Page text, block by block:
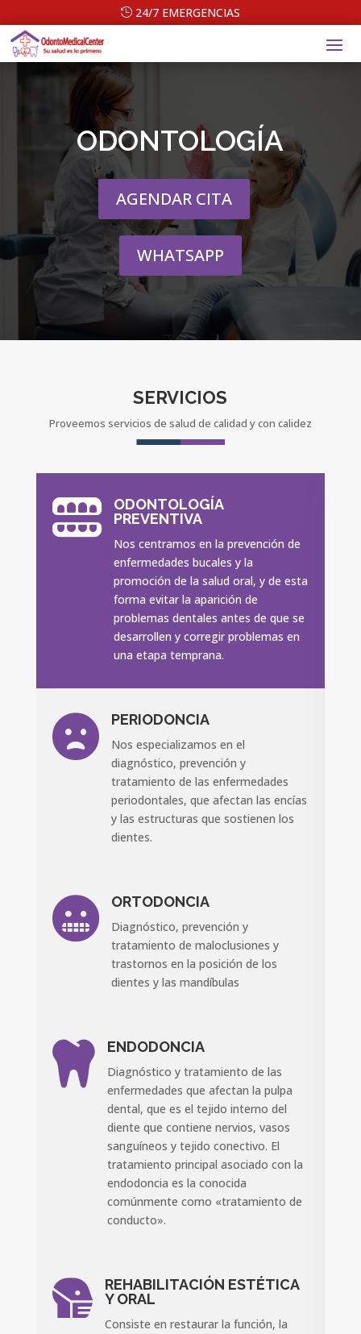
24/7 EMERGENCIAS
ODONTOLOGÍA
AGENDAR CITA
WHATSAPP
SERVICIOS
Proveemos servicios de salud de calidad y con calidez

ODONTOLOGÍA
PREVENTIVA
Nos centramos en la prevención de
enfermedades bucales y la
promoción de la salud oral, y de esta
forma evitar la aparición de
problemas dentales antes de que se
desarrollen y corregir problemas en
una etapa temprana.
 PERIODONCIA
Nos especializamos en el
diagnóstico, prevención y
tratamiento de las enfermedades
periodontales, que afectan las encías
y las estructuras que sostienen los
dientes.
 ORTODONCIA
Diagnóstico, prevención y
tratamiento de maloclusiones y
trastornos en la posición de los
dientes y las mandíbulas
 ENDODONCIA
Diagnóstico y tratamiento de las
enfermedades que afectan la pulpa
dental, que es el tejido interno del
diente que contiene nervios, vasos
sanguíneos y tejido conectivo. El
tratamiento principal asociado con la
endodoncia es la conocida
comúnmente como «tratamiento de
conducto».

REHABILITACIÓN ESTÉTICA
Y ORAL
Consiste en restaurar la función, la